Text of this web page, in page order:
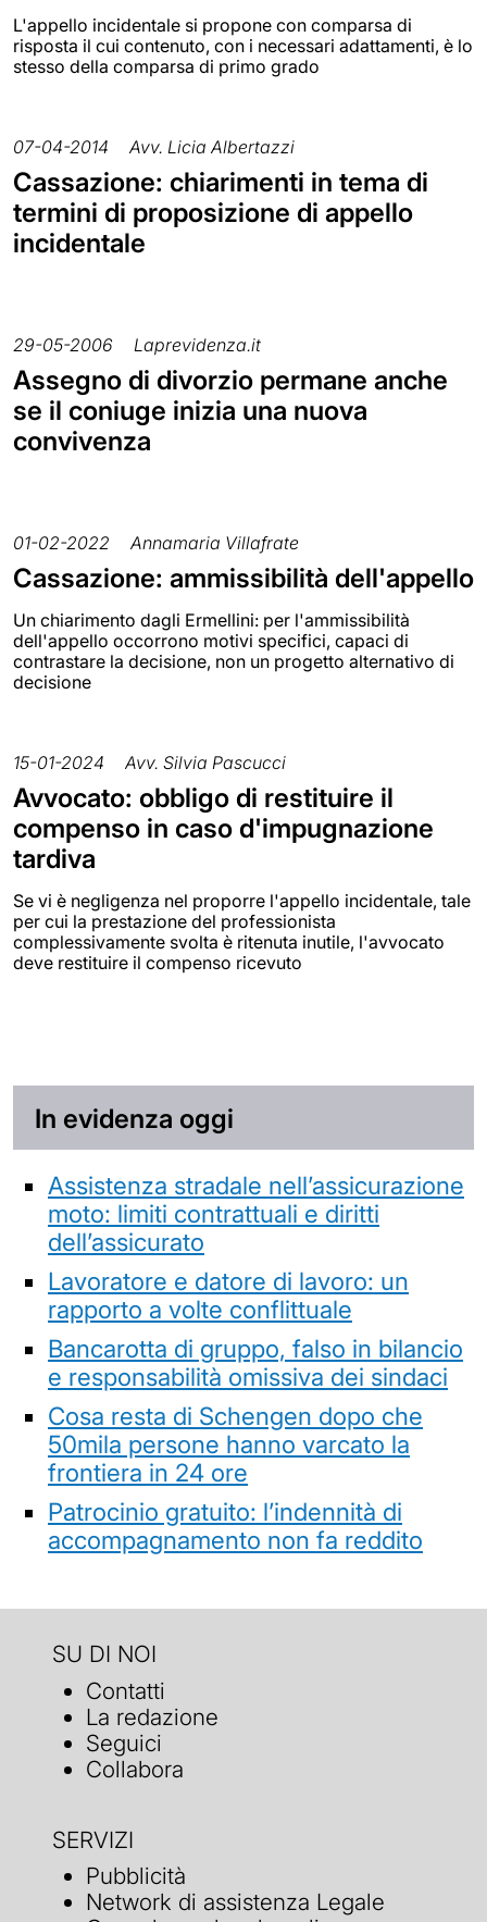
L'appello incidentale si propone con comparsa di
risposta il cui contenuto, con i necessari adattamenti, è lo
stesso della comparsa di primo grado
07-04-2014 Avv. Licia Albertazzi
Cassazione: chiarimenti in tema di
termini di proposizione di appello
incidentale
29-05-2006 Laprevidenza.it
Assegno di divorzio permane anche
se il coniuge inizia una nuova
convivenza
01-02-2022 Annamaria Villafrate
Cassazione: ammissibilità dell'appello
Un chiarimento dagli Ermellini: per l'ammissibilità
dell'appello occorrono motivi specifici, capaci di
contrastare la decisione, non un progetto alternativo di
decisione
15-01-2024 Avv. Silvia Pascucci
Avvocato: obbligo di restituire il
compenso in caso d'impugnazione
tardiva
Se vi è negligenza nel proporre l'appello incidentale, tale
per cui la prestazione del professionista
complessivamente svolta è ritenuta inutile, l'avvocato
deve restituire il compenso ricevuto
In evidenza oggi
Assistenza stradale nell’assicurazione
moto: limiti contrattuali e diritti
dell’assicurato
Lavoratore e datore di lavoro: un
rapporto a volte conflittuale
Bancarotta di gruppo, falso in bilancio
e responsabilità omissiva dei sindaci
Cosa resta di Schengen dopo che
50mila persone hanno varcato la
frontiera in 24 ore
Patrocinio gratuito: l’indennità di
accompagnamento non fa reddito
SU DI NOI
Contatti
La redazione
Seguici
Collabora
SERVIZI
Pubblicità
Network di assistenza Legale